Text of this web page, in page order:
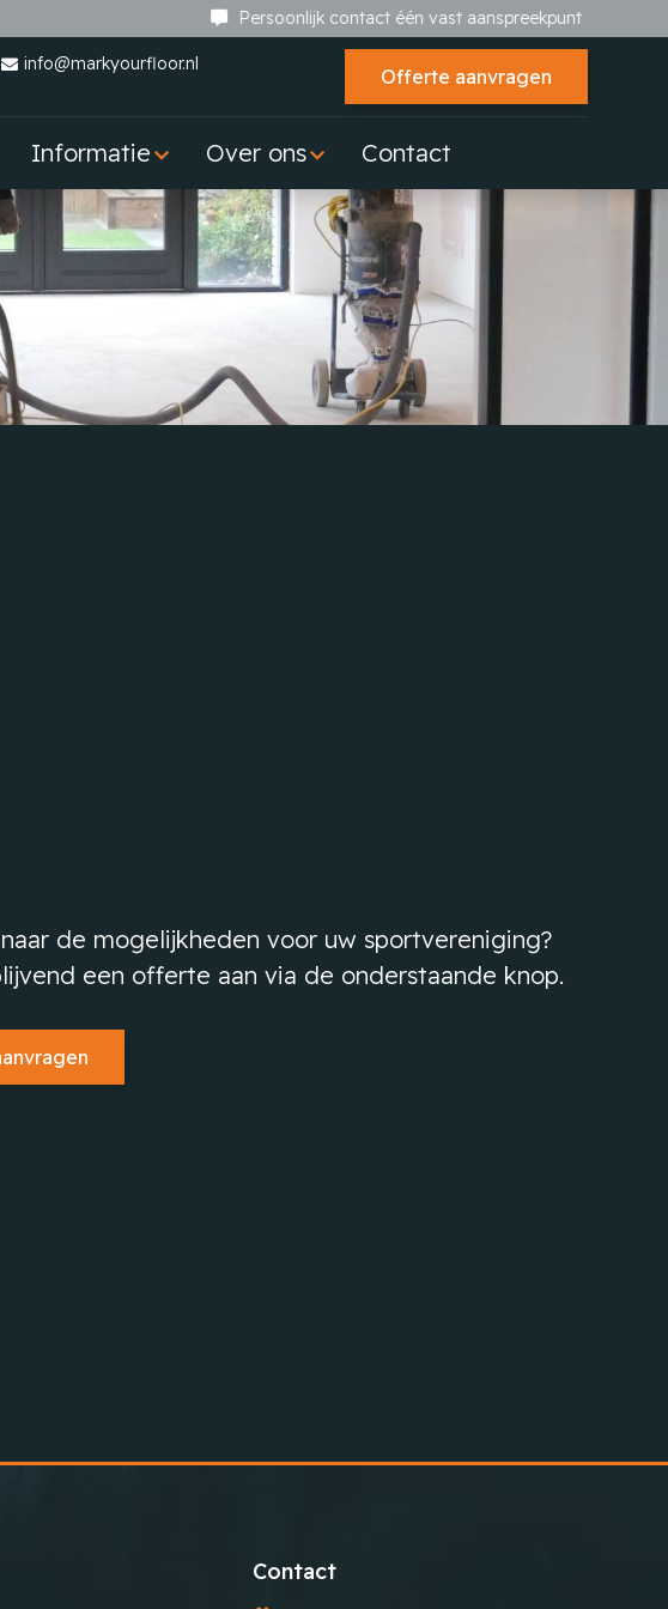
Persoonlijk contact één vast aanspreekpunt
info@markyourfloor.nl
Offerte aanvragen
Informatie Over ons Contact
de mogelijkheden voor uw sportvereniging?
een offerte aan via de onderstaande knop.
Contact